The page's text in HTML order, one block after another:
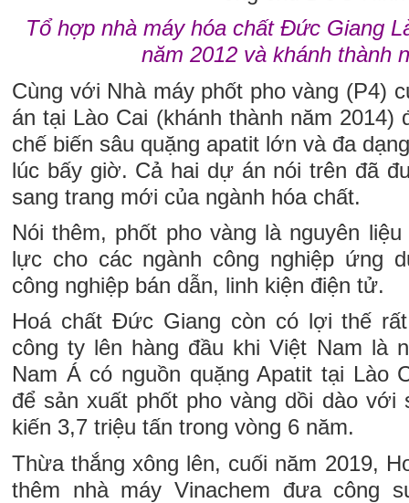
Tổ hợp nhà máy hóa chất Đức Giang
năm 2012 và khánh thành
Cùng với Nhà máy phốt pho vàng (P4)
án tại Lào Cai (khánh thành năm 2014)
chế biến sâu quặng apatit lớn và đa
lúc bấy giờ. Cả hai dự án nói trên đã
sang trang mới của ngành hóa chất.
Nói thêm, phốt pho vàng là nguyên
lực cho các ngành công nghiệp ứng
công nghiệp bán dẫn, linh kiện điện tử.
Hoá chất Đức Giang còn có lợi thế
công ty lên hàng đầu khi Việt Nam là
Nam Á có nguồn quặng Apatit tại Lào
để sản xuất phốt pho vàng dồi dào
kiến 3,7 triệu tấn trong vòng 6 năm.
Thừa thắng xông lên, cuối năm 2019,
thêm nhà máy Vinachem đưa công